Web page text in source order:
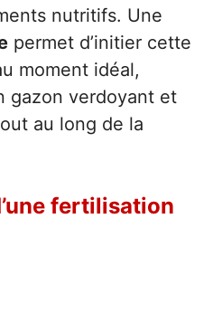
nutritifs. Une
permet d’initier cette
moment idéal,
gazon verdoyant et
au long de la
fertilisation